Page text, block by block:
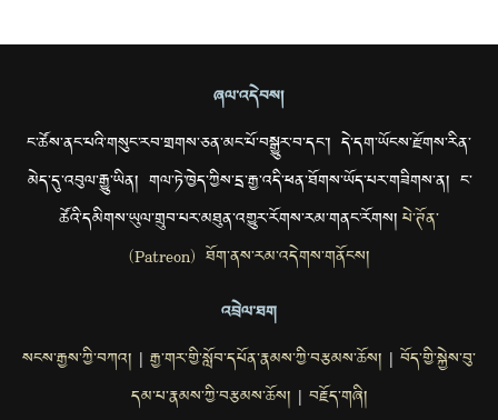
ཞལ་འདེབས།
ང་ཚོས་ནང་པའི་གསུང་རབ་གྲགས་ཅན་མང་པོ་བསྒྱུར་བ་དང་། དེ་དག་ཡོངས་རྫོགས་རིན་
མེད་དུ་འབུལ་རྒྱུ་ཡིན། གལ་ཏེ་ཁྱེད་ཀྱིས་དྲ་རྒྱ་འདི་ཕན་ཐོགས་ཡོད་པར་གཟིགས་ན། ང་
ཚོའི་དམིགས་ཡུལ་གྲུབ་པར་མཐུན་འགྱུར་རོགས་རམ་གནང་རོགས།པེ་ཊོན་
(Patreon) ཐོག་ནས་རམ་འདེགས་གནོངས།
འབྲེལ་ཐག
སངས་རྒྱས་ཀྱི་བཀའ། རྒྱ་གར་གྱི་སློབ་དཔོན་རྣམས་ཀྱི་བརྩམས་ཆོས། བོད་གྱི་སྐྱེས་བུ་
དམ་པ་རྣམས་ཀྱི་བརྩམས་ཆོས། བརྗོད་གཞི།